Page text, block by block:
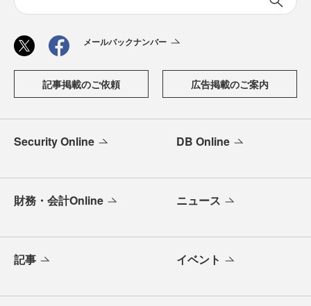
メールバックナンバー
記事掲載のご依頼 広告掲載のご案内
Security Online DB Online
財務・会計Online ニュース
記事 イベント